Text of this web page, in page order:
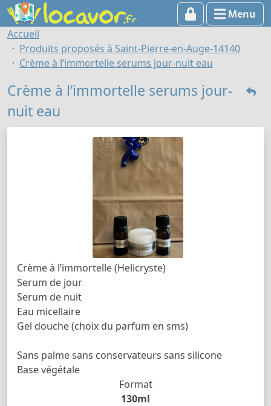
Menu
Accueil
Produits proposés à Saint-Pierre-en-Auge-14140
Crème à l’immortelle serums jour-nuit eau
Crème à l’immortelle serums jour-
nuit eau
Crème à l’immortelle (Helicryste)
Serum de jour
Serum de nuit
Eau micellaire
Gel douche (choix du parfum en sms)
Sans palme sans conservateurs sans silicone
Base végétale
Format
130ml